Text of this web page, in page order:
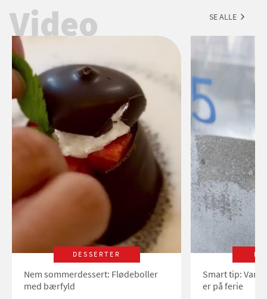
Video SE ALLE
DESSERTER
Nem sommerdessert: Flødeboller
med bærfyld
Smart tip:
er på ferie